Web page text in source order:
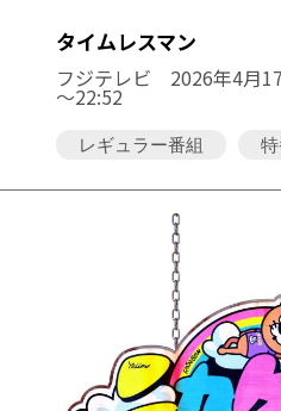
タイムレスマン
フジテレビ 2026年4月
～22:52
レギュラー番組